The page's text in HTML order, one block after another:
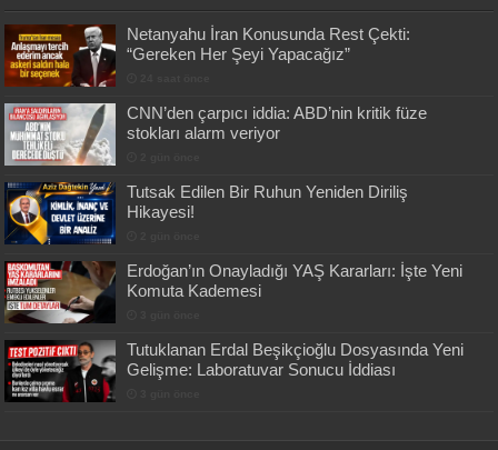
Netanyahu İran Konusunda Rest Çekti:
“Gereken Her Şeyi Yapacağız”
CNN’den çarpıcı iddia: ABD’nin kritik füze
stokları alarm veriyor
Tutsak Edilen Bir Ruhun Yeniden Diriliş
Hikayesi!
Erdoğan’ın Onayladığı YAŞ Kararları: İşte Yeni
Komuta Kademesi
Tutuklanan Erdal Beşikçioğlu Dosyasında Yeni
Gelişme: Laboratuvar Sonucu İddiası